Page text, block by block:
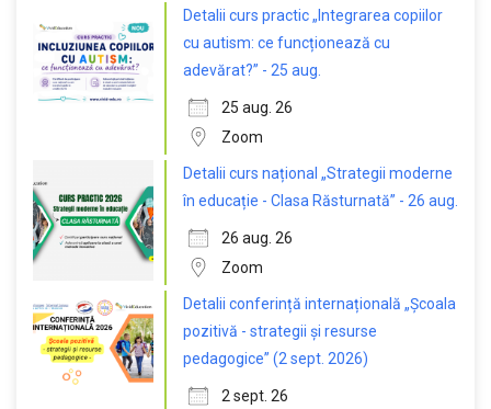
Detalii curs practic „Integrarea copiilor
cu autism: ce funcționează cu
adevărat?” - 25 aug.
25 aug. 26
Zoom
Detalii curs național „Strategii moderne
în educație - Clasa Răsturnată” - 26 aug.
26 aug. 26
Zoom
Detalii conferință internațională „Școala
pozitivă - strategii și resurse
pedagogice” (2 sept. 2026)
2 sept. 26